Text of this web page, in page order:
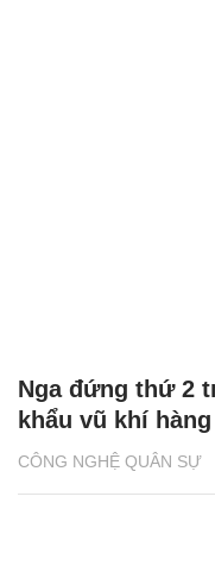
CÔNG NGHỆ QUÂN SỰ
Nga đứng thứ 2
khẩu vũ khí